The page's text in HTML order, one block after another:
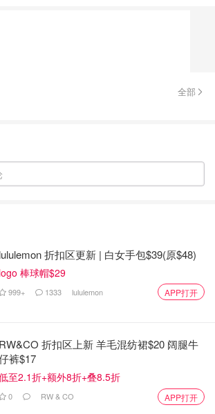
全部
lululemon 折扣区更新 | 白女手包$39(原$48)
logo 棒球帽$29
999+ 1333 lululemon APP打开
RW&CO 折扣区上新 羊毛混纺裙$20 阔腿牛
裤$17
至2.1折+额外8折+叠8.5折
0 RW & CO APP打开